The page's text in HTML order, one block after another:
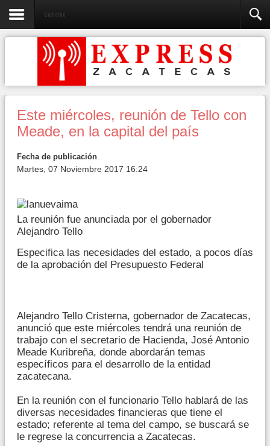
Gobierno
Este miércoles, reunión de Tello con
Meade, en la capital del país
Fecha de publicación
Martes, 07 Noviembre 2017 16:24
La reunión fue anunciada por el gobernador
Alejandro Tello
Especifica las necesidades del estado, a pocos días
de la aprobación del Presupuesto Federal
Alejandro Tello Cristerna, gobernador de Zacatecas,
anunció que este miércoles tendrá una reunión de
trabajo con el secretario de Hacienda, José Antonio
Meade Kuribreña, donde abordarán temas
específicos para el desarrollo de la entidad
zacatecana.
En la reunión con el funcionario Tello hablará de las
diversas necesidades financieras que tiene el
estado; referente al tema del campo, se buscará se
le regrese la concurrencia a Zacatecas.